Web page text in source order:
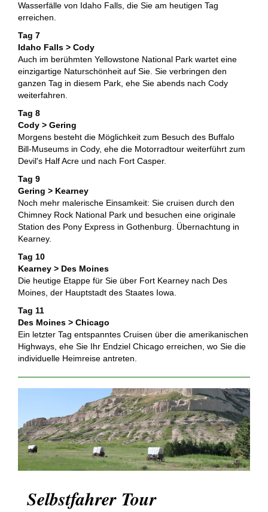
Wasserfälle von Idaho Falls, die Sie am heutigen Tag
erreichen.
Tag 7
Idaho Falls > Cody
Auch im berühmten Yellowstone National Park wartet eine
einzigartige Naturschönheit auf Sie. Sie verbringen den
ganzen Tag in diesem Park, ehe Sie abends nach Cody
weiterfahren.
Tag 8
Cody > Gering
Morgens besteht die Möglichkeit zum Besuch des Buffalo
Bill-Museums in Cody, ehe die Motorradtour weiterführt zum
Devil's Half Acre und nach Fort Casper.
Tag 9
Gering > Kearney
Noch mehr malerische Einsamkeit: Sie cruisen durch den
Chimney Rock National Park und besuchen eine originale
Station des Pony Express in Gothenburg. Übernachtung in
Kearney.
Tag 10
Kearney > Des Moines
Die heutige Etappe für Sie über Fort Kearney nach Des
Moines, der Hauptstadt des Staates Iowa.
Tag 11
Des Moines > Chicago
Ein letzter Tag entspanntes Cruisen über die amerikanischen
Highways, ehe Sie Ihr Endziel Chicago erreichen, wo Sie die
individuelle Heimreise antreten.
Selbstfahrer Tour